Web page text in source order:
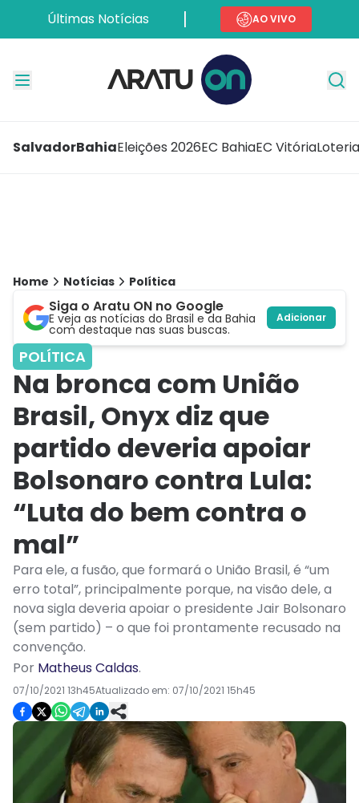
Últimas Notícias AO VIVO
SalvadorBahiaEleições 2026EC BahiaEC Vitória
Home Notícias Política
Siga o Aratu ON no Google
E veja as notícias do Brasil e da Bahia
com destaque nas suas buscas.
Adicionar
POLÍTICA
Na bronca com União
Brasil, Onyx diz que
partido deveria apoiar
Bolsonaro contra Lula:
“Luta do bem contra o
mal”
Para ele, a fusão, que formará o União Brasil, é “um
erro total”, principalmente porque, na visão dele, a
nova sigla deveria apoiar o presidente Jair Bolsonaro
(sem partido) – o que foi prontamente recusado na
convenção.
Por Matheus Caldas.
07/10/2021 13h45Atualizado em: 07/10/2021 15h45